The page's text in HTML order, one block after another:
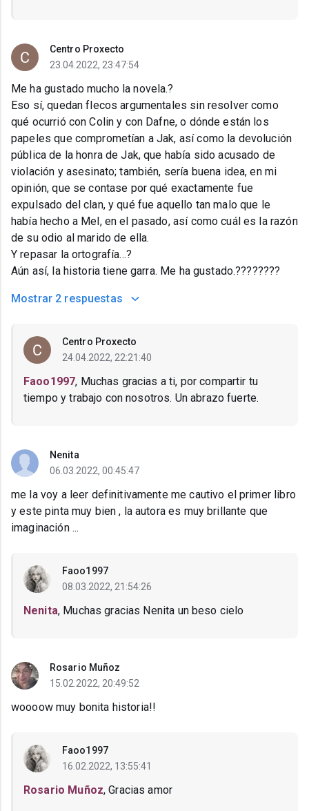
Centro Proxecto
23.04.2022, 23:47:54
Me ha gustado mucho la novela.?
Eso sí, quedan flecos argumentales sin resolver como
qué ocurrió con Colin y con Dafne, o dónde están los
papeles que comprometían a Jak, así como la devolución
pública de la honra de Jak, que había sido acusado de
violación y asesinato; también, sería buena idea, en mi
opinión, que se contase por qué exactamente fue
expulsado del clan, y qué fue aquello tan malo que le
había hecho a Mel, en el pasado, así como cuál es la razón
de su odio al marido de ella.
Y repasar la ortografía...?
Aún así, la historia tiene garra. Me ha gustado.????????
Mostrar 2 respuestas
Centro Proxecto
24.04.2022, 22:21:40
Faoo1997, Muchas gracias a ti, por compartir tu
tiempo y trabajo con nosotros. Un abrazo fuerte.
Nenita
06.03.2022, 00:45:47
me la voy a leer definitivamente me cautivo el primer libro
y este pinta muy bien , la autora es muy brillante que
imaginación ...
Faoo1997
08.03.2022, 21:54:26
Nenita, Muchas gracias Nenita un beso cielo
Rosario Muñoz
15.02.2022, 20:49:52
woooow muy bonita historia!!
Faoo1997
16.02.2022, 13:55:41
Rosario Muñoz, Gracias amor